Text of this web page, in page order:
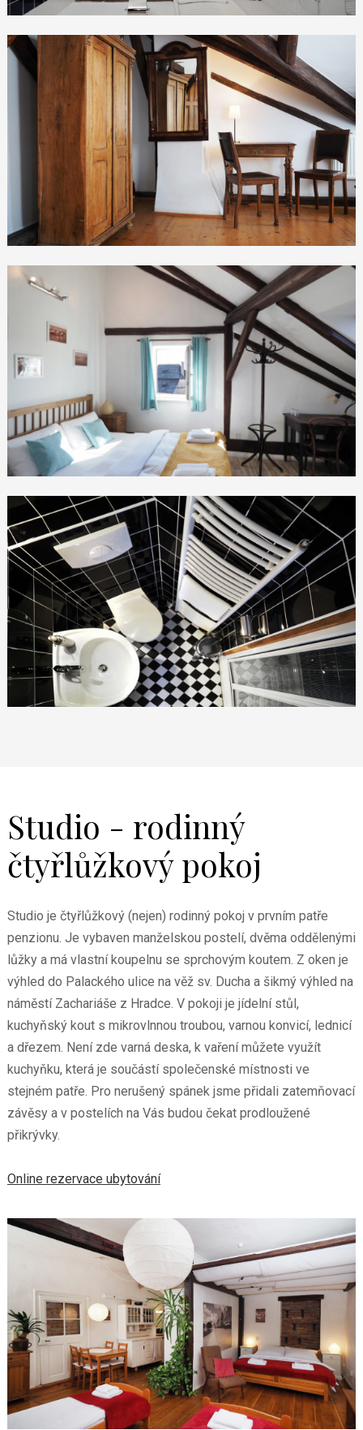
Studio - rodinný
čtyřlůžkový pokoj
Studio je čtyřlůžkový (nejen) rodinný pokoj v prvním patře
penzionu. Je vybaven manželskou postelí, dvěma oddělenými
lůžky a má vlastní koupelnu se sprchovým koutem. Z oken je
výhled do Palackého ulice na věž sv. Ducha a šikmý výhled na
náměstí Zachariáše z Hradce. V pokoji je jídelní stůl,
kuchyňský kout s mikrovlnnou troubou, varnou konvicí, lednicí
a dřezem. Není zde varná deska, k vaření můžete využít
kuchyňku, která je součástí společenské místnosti ve
stejném patře. Pro nerušený spánek jsme přidali zatemňovací
závěsy a v postelích na Vás budou čekat prodloužené
přikrývky.
Online rezervace ubytování